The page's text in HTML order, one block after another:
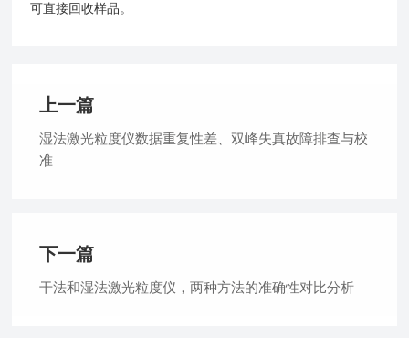
可直接回收样品。
上一篇
湿法激光粒度仪数据重复性差、双峰失真故障排查与校
准
下一篇
干法和湿法激光粒度仪，两种方法的准确性对比分析